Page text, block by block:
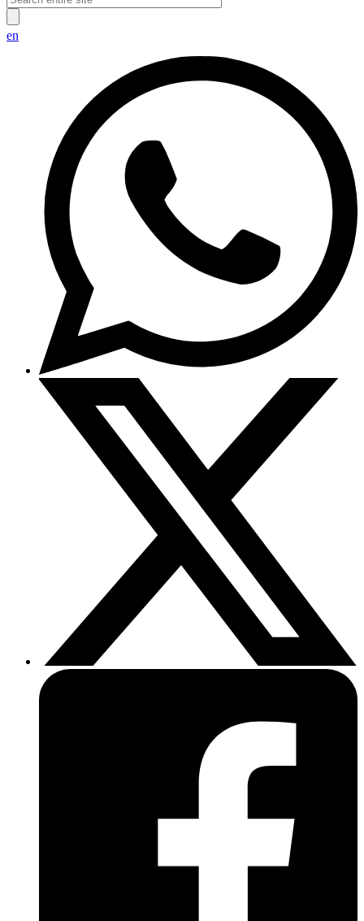
en